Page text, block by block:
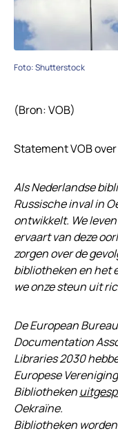
Foto: Shutterstock
(Bron: VOB)
Statement VOB
Als Nederlandse
Russische inval in
ontwikkelt. We
ervaart van deze
zorgen over de
bibliotheken en het
we onze steun uit
De European
Documentation
Libraries 2030
Europese
Bibliotheken
Oekraïne.
Bibliotheken